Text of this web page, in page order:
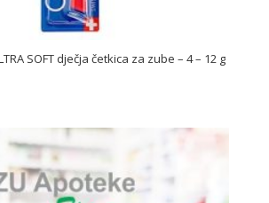
SOFT dječja četkica za zube – 4 – 12 g